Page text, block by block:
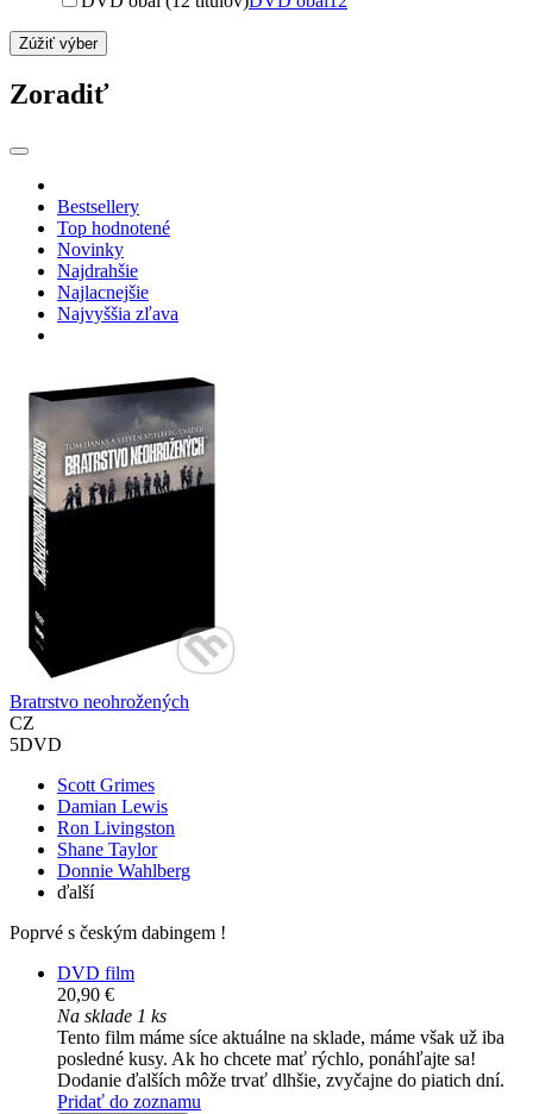
Zúžiť výber
Zoradiť
Bestsellery
Top hodnotené
Novinky
Najdrahšie
Najlacnejšie
Najvyššia zľava
Bratrstvo neohrožených
CZ
5DVD
Scott Grimes
Damian Lewis
Ron Livingston
Shane Taylor
Donnie Wahlberg
ďalší
Poprvé s českým dabingem !
DVD film
20,90 €
Na sklade 1 ks
Tento film máme síce aktuálne na sklade, máme však už iba
posledné kusy. Ak ho chcete mať rýchlo, ponáhľajte sa!
Dodanie ďalších môže trvať dlhšie, zvyčajne do piatich dní.
Pridať do zoznamu